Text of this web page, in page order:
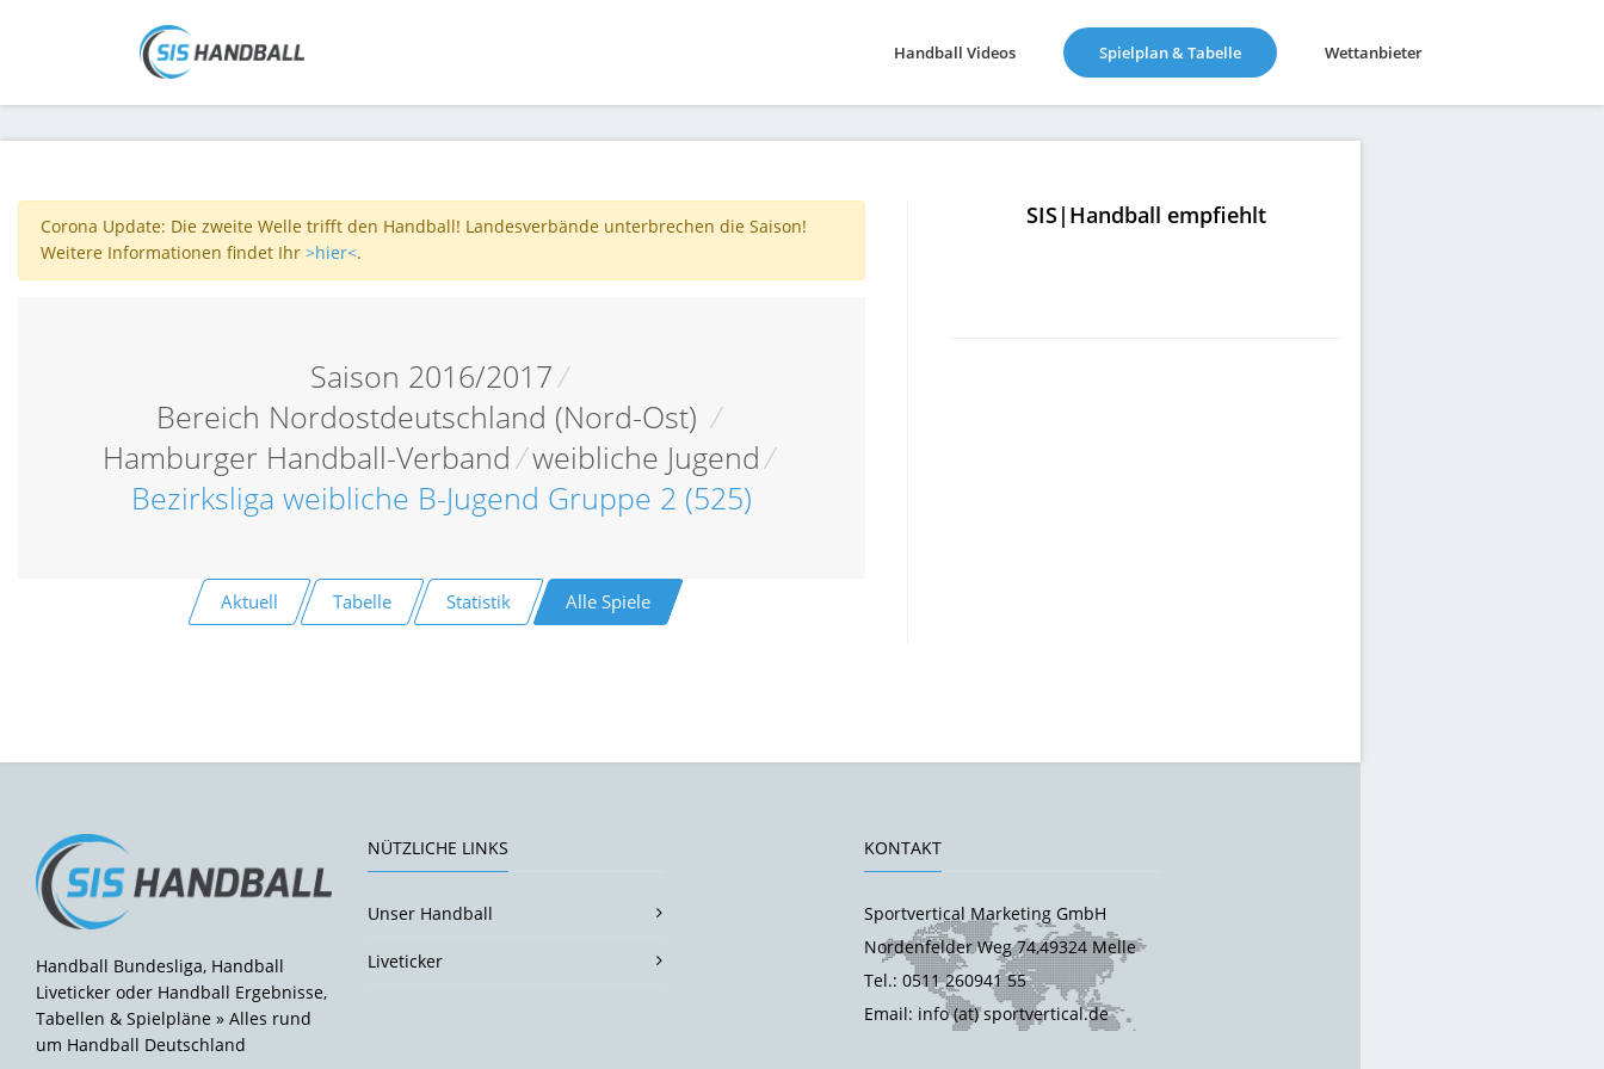
Handball Videos Spielplan & Tabelle(current) Wettanbieter
Corona Update: Die zweite Welle trifft den Handball! Landesverbände unterbrechen die Saison!
Weitere Informationen findet Ihr >hier<.
Saison 2016/2017/
Bereich Nordostdeutschland (Nord-Ost) /
Hamburger Handball-Verband/weibliche Jugend/
Bezirksliga weibliche B-Jugend Gruppe 2 (525)
Aktuell Tabelle Statistik Alle Spiele
SIS|Handball empfiehlt
Handball Bundesliga, Handball
Liveticker oder Handball Ergebnisse,
Tabellen & Spielpläne » Alles rund
um Handball Deutschland
NÜTZLICHE LINKS
Unser Handball
Liveticker
KONTAKT
Sportvertical Marketing GmbH
Nordenfelder Weg 74,49324 Melle
Tel.: 0511 260941 55
Email: info (at) sportvertical.de